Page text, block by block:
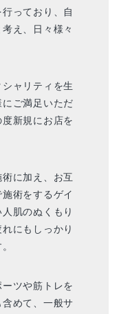
っており、自
え、日々様々
ャリティを生
ご満足いただ
新規にお店を
に加え、お互
術をするゲイ
肌のぬくもり
にもしっかり
ツや筋トレを
めて、一般サ